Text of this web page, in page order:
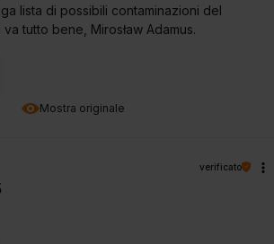
Mostra originale
lista di possibili contaminazioni del
tutto bene, Mirosław Adamus.
verificato